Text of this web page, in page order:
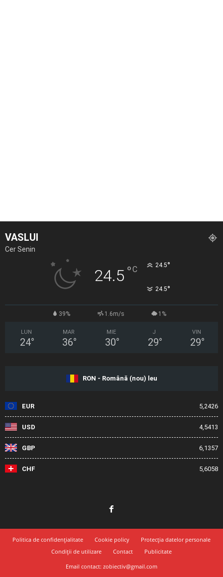
VASLUI
Cer Senin
24.5 °C 24.5°
24.5°
39% 1.6m/s 1%
LUN
24°
MAR
36°
MIE
30°
J
29°
VIN
29°
RON - Română (nou) leu
EUR 5,2426
USD 4,5413
GBP 6,1357
CHF 5,6058
Politica de confidențialitate Cookie policy
Protecția datelor personale
Condiții de utilizare
Contact
Publicitate
Email contact: zobiectiv@gmail.com